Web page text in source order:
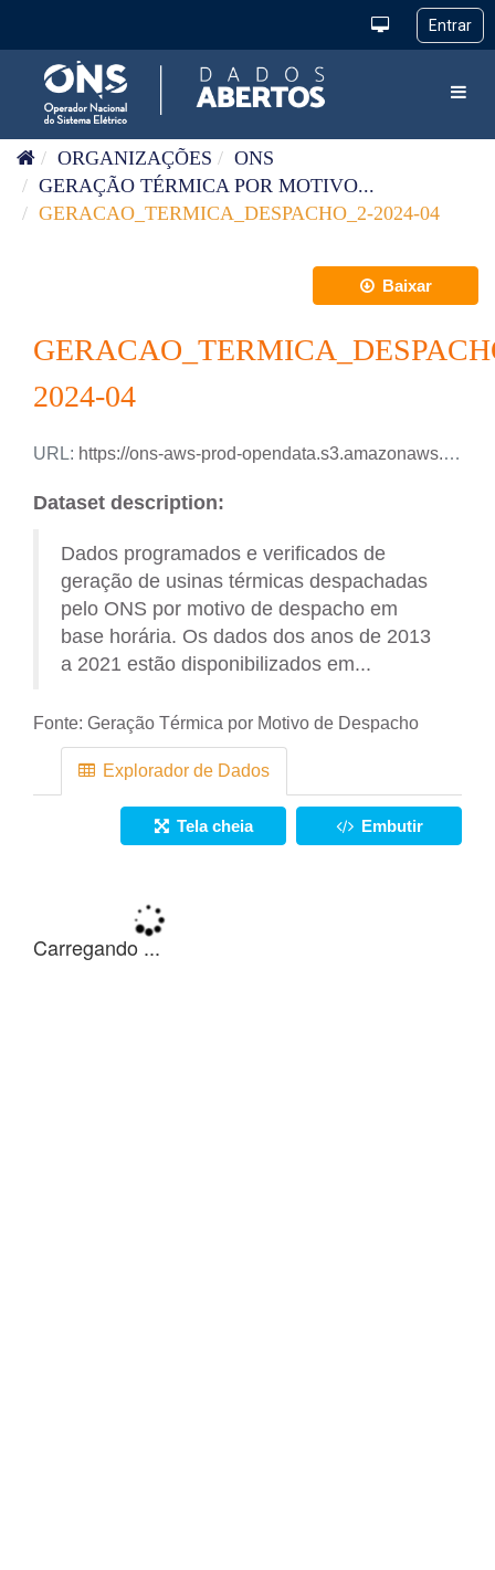
ORGANIZAÇÕES
ONS
GERAÇÃO TÉRMICA POR MOTIVO...
GERACAO_TERMICA_DESPACHO_2-2024-04
Baixar
2024-04
URL: https://ons-aws-prod-opendata.s3.amazonaws.com/dataset/geracao_termica_despacho_2_ho/GERACAO_TERMICA_DESPACHO-2_2024_04.xlsx
Dataset description:
Dados programados e verificados de
geração de usinas térmicas despachadas
pelo ONS por motivo de despacho em
base horária. Os dados dos anos de 2013
a 2021 estão disponibilizados em...
Fonte: Geração Térmica por Motivo de Despacho
Explorador de Dados
Tela cheia Embutir